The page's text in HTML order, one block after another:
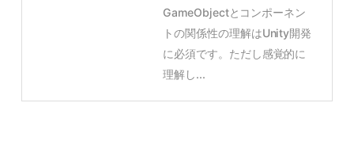
GameObjectとコンポーネン
トの関係性の理解はUnity開発
に必須です。ただし感覚的に
理解し...